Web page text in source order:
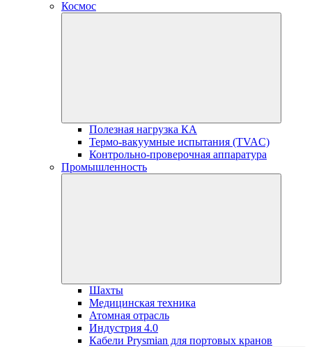
Космос
Полезная нагрузка КА
Термо-вакуумные испытания (TVAC)
Контрольно-проверочная аппаратура
Промышленность
Шахты
Медицинская техника
Атомная отрасль
Индустрия 4.0
Кабели Prysmian для портовых кранов